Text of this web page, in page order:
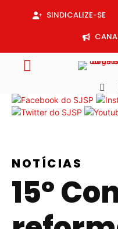
SINDICALIZE-SE
NOTÍCIAS
15º